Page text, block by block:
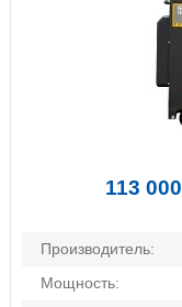
113 000
Производитель:
Мощность: